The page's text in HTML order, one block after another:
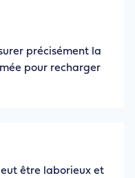
précisément la
pour recharger
être laborieux et